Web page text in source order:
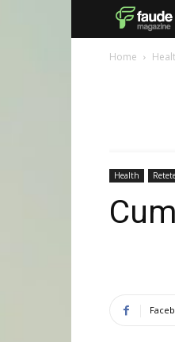
Home
Health